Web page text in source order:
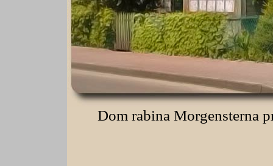
Dom rabina Morgensterna